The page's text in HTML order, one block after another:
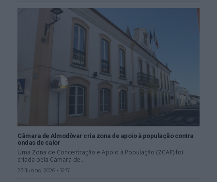
Câmara de Almodôvar cria zona de apoio à população contra
ondas de calor
Uma Zona de Concentração e Apoio à População (ZCAP) foi
criada pela Câmara de...
23 Junho, 2026 - 12:51